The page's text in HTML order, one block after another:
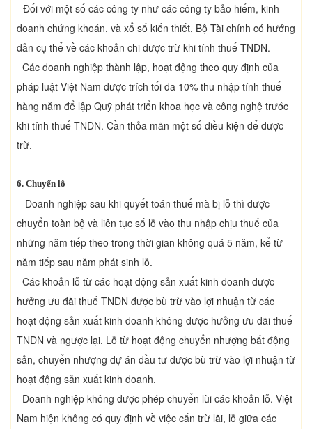
- Đối với một số các công ty như các công ty bảo hiểm, kinh
doanh chứng khoán, và xổ số kiến thiết, Bộ Tài chính có hướng
dẫn cụ thể về các khoản chi được trừ khi tính thuế TNDN.
Các doanh nghiệp thành lập, hoạt động theo quy định của
pháp luật Việt Nam được trích tối đa 10% thu nhập tính thuế
hàng năm để lập Quỹ phát triển khoa học và công nghệ trước
khi tính thuế TNDN. Cần thỏa mãn một số điều kiện để được
trừ.
6. Chuyển lỗ
Doanh nghiệp sau khi quyết toán thuế mà bị lỗ thì được
chuyển toàn bộ và liên tục số lỗ vào thu nhập chịu thuế của
những năm tiếp theo trong thời gian không quá 5 năm, kể từ
năm tiếp sau năm phát sinh lỗ.
Các khoản lỗ từ các hoạt động sản xuất kinh doanh được
hưởng ưu đãi thuế TNDN được bù trừ vào lợi nhuận từ các
hoạt động sản xuất kinh doanh không được hưởng ưu đãi thuế
TNDN và ngược lại. Lỗ từ hoạt động chuyển nhượng bất động
sản, chuyển nhượng dự án đầu tư được bù trừ vào lợi nhuận từ
hoạt động sản xuất kinh doanh.
Doanh nghiệp không được phép chuyển lùi các khoản lỗ. Việt
Nam hiện không có quy định về việc cấn trừ lãi, lỗ giữa các